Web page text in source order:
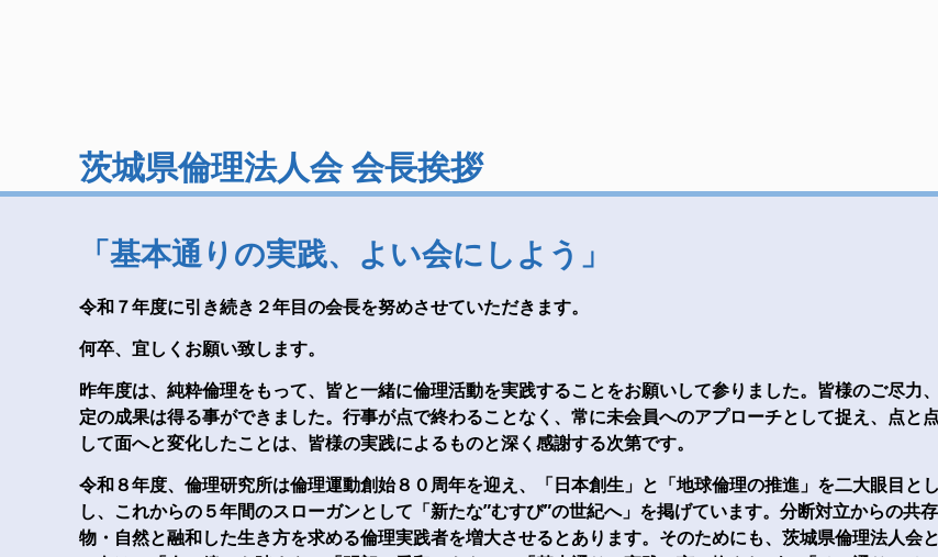
茨城県倫理法人会 会長挨拶
「基本通りの実践、よい会にしよう」
令和７年度に引き続き２年目の会長を努めさせていただきます。
何卒、宜しくお願い致します。
昨年度は、純粋倫理をもって、皆と一緒に倫理活動を実践することをお願いして参りました。皆様のご尽力
定の成果は得る事ができました。行事が点で終わることなく、常に未会員へのアプローチとして捉え、点と
して面へと変化したことは、皆様の実践によるものと深く感謝する次第です。
令和８年度、倫理研究所は倫理運動創始８０周年を迎え、「日本創生」と「地球倫理の推進」を二大眼目と
し、これからの５年間のスローガンとして「新たな”むすび”の世紀へ」を掲げています。分断対立からの共
物・自然と融和した生き方を求める倫理実践者を増大させるとあります。そのためにも、茨城県倫理法人会